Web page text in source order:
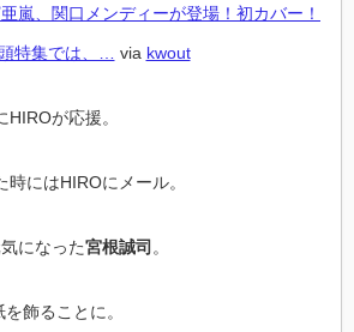
嵐、関口メンディーが登場！初カバー！
特集では、… via kwout
が応援。
にはHIROにメール。
になった宮根誠司 。
飾ることに。